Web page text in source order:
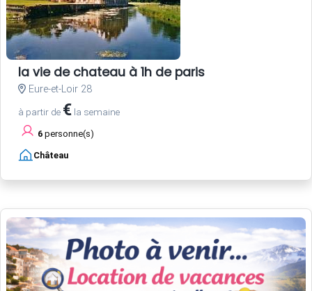
la vie de chateau à 1h de paris
Eure-et-Loir 28
à partir de € la semaine
6 personne(s)
Château